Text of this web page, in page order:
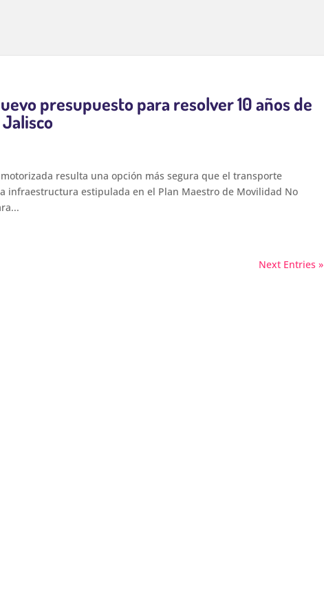
presupuesto para resolver 10 años de
resulta una opción más segura que el transporte
infraestructura estipulada en el Plan Maestro de Movilidad No
Next Entries »